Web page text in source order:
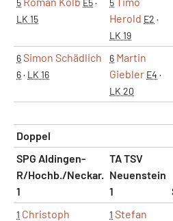
5 E5·
LK 15
5
Herold E2 ·
LK 19
6Simon Schädlich
6· LK 16
6 Martin
Giebler E4 ·
LK 20
Doppel
SPG Aldingen-
R/Hochb./Neckar.
1
TA TSV
Neuenstein
1
1 Christoph
1 Stefan